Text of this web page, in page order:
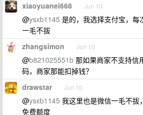
xiaoyuanei668 Jun 10
@ysxb1145 是的，我选择支付宝，每
一毛不拔
zhangsimon Jun 10
@b821025551b 那如果商家不支持信
码，商家那能扣掉钱？
drawstar Jun 10
@ysxb1145 我这里也是微信一毛不拔
免费额度